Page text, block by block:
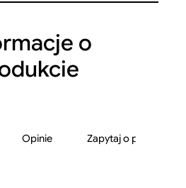
o
Opinie Zapytaj o produkt